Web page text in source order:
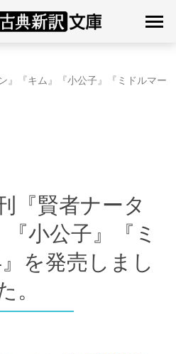
』『キム』『小公子』『ミドルマー
『賢者ナータ
小公子』『ミ
を発売しまし
。